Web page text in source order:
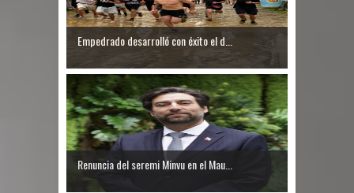
Empedrado desarrolló con éxito el d...
Renuncia del seremi Minvu en el Mau...